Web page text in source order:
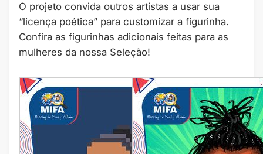
O projeto convida outros artistas a usar sua
“licença poética” para customizar a figurinha.
Confira as figurinhas adicionais feitas para as
mulheres da nossa Seleção!